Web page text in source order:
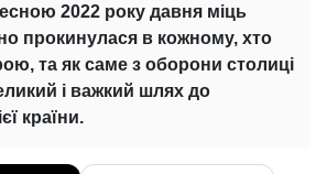
2022 року давня міць
прокинулася в кожному, хто
та як саме з оборони столиці
і важкий шлях до
країни.